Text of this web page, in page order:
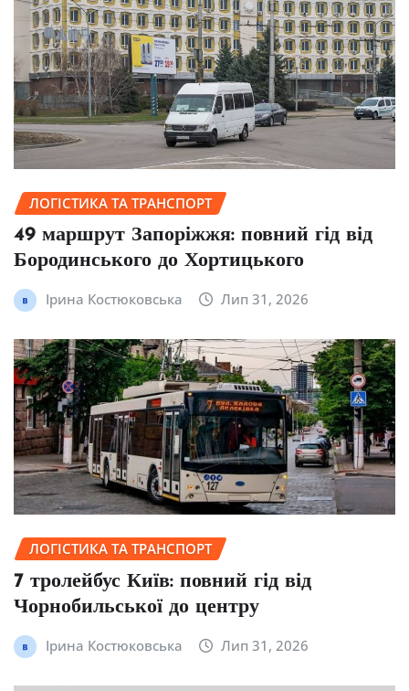
ЛОГІСТИКА ТА ТРАНСПОРТ
49 маршрут Запоріжжя: повний гід від
Бородинського до Хортицького
Ірина Костюковська Лип 31, 2026
ЛОГІСТИКА ТА ТРАНСПОРТ
7 тролейбус Київ: повний гід від
Чорнобильської до центру
Ірина Костюковська Лип 31, 2026